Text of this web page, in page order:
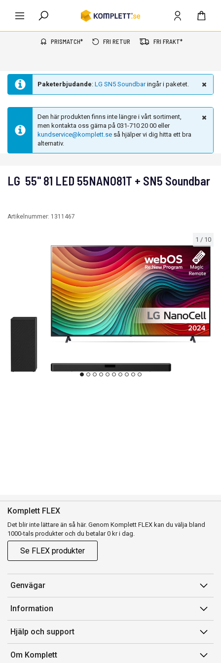
PRISMATCH* FRI RETUR FRI FRAKT*
Paketerbjudande: LG SN5 Soundbaringår i paketet.
Den här produkten finns inte längre i vårt sortiment,
men kontakta oss gärna på 031-710 20 00 eller
kundservice@komplett.se så hjälper vi dig hitta ett bra
alternativ.
1 / 10
LG 55'' 81 LED 55NANO81T + SN5 Soundbar
Artikelnummer: 1311467
Komplett FLEX
Det blir inte lättare än så här. Genom Komplett FLEX kan du välja bland
1000-tals produkter och du betalar 0 kr i dag.
Se FLEX produkter
Genvägar
Konto
Orderhistorik
Presentkort
Komplett Club
Information
Försäljningsvillkor
Medlemsvillkor for Komplett Club
Lediga tjänster
Hjälp och support
Kontakta oss
Om Komplett